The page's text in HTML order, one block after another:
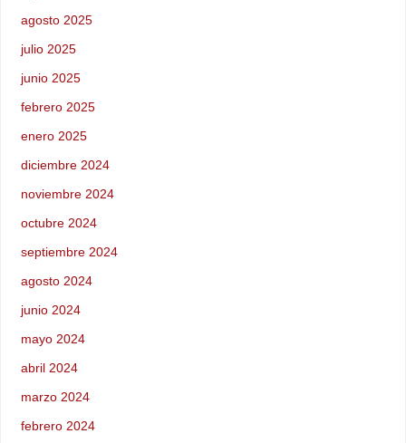
agosto 2025
julio 2025
junio 2025
febrero 2025
enero 2025
diciembre 2024
noviembre 2024
octubre 2024
septiembre 2024
agosto 2024
junio 2024
mayo 2024
abril 2024
marzo 2024
febrero 2024